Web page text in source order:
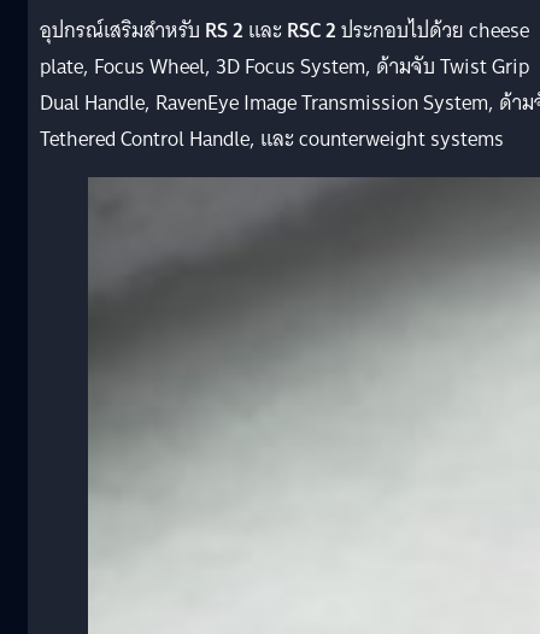
อุปกรณ์เสริมสำหรับ RS 2 และRSC 2ประกอบไปด้วย cheese
plate, Focus Wheel, 3D Focus System, ด้ามจับ Twist Grip
Dual Handle, RavenEye Image Transmission System, ด้า
Tethered Control Handle, และ counterweight systems